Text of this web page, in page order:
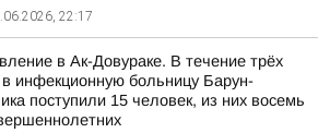
22:17
в Ак-Довураке. В течение трёх
инфекционную больницу Барун-
поступили 15 человек, из них восемь